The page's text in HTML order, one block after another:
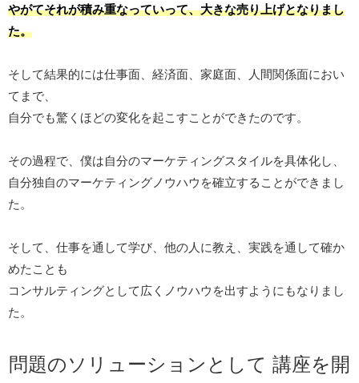
やがてそれが積み重なっていって、大きな売り上げとなりまし
た。
そして結果的には仕事面、経済面、家庭面、人間関係面におい
てまで、
自分でも驚くほどの変化を起こすことができたのです。
その過程で、僕は自分のマーケティングスタイルを具体化し、
自分独自のマーケティングノウハウを確立することができまし
た。
そして、仕事を通して学び、他の人に教え、実践を通して確か
めたことも
コンサルティングとして広くノウハウを出すようにもなりまし
た。
問題のソリューションとして 講座を開